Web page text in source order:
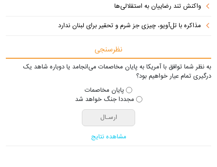
واکنش تند رضاییان به استقلالی‌ها
مذاکره با تل‌آویو، چیزی جز شرم و تحقیر برای لبنان ندارد
نظرسنجی
به نظر شما توافق با آمریکا به پایان مخاصمات می‌انجامد یا دوباره شاهد یک
درگیری تمام عیار خواهیم بود؟
پایان مخاصمات
مجددا جنگ خواهد شد
مشاهده نتایج